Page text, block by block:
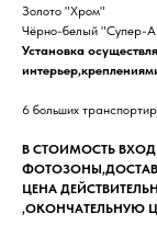
Золото "Хром"
Чёрно-белый "Супер-
Установка
6 больших
В СТОИМОСТЬ
ЦЕНА
,ОКОНЧАТЕЛЬНУЮ